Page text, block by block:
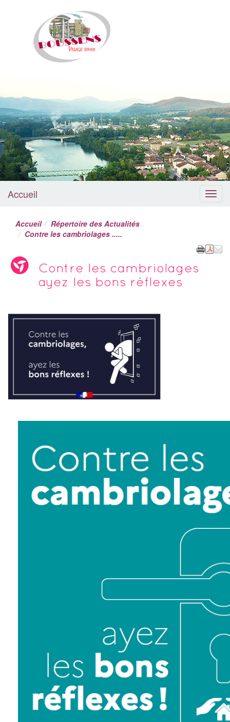
Boussens
Menu
Accueil
Accueil
Répertoire des Actualités
Contre les cambriolages .....
Contre les cambriolages
ayez les bons réflexes